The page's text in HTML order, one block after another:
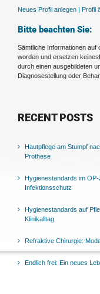
Neues Profil anlegen | Profil
Bitte beachten Sie:
Sämtliche Informationen
worden und ersetzen
durch einen ausgebildeten
Diagnosestellung oder
RECENT POSTS
Hautpflege am Stumpf
Prothese
Hygienestandards im
Infektionsschutz
Hygienestandards auf
Klinikalltag
Refraktive Chirurgie:
Endlich frei: Ein neues